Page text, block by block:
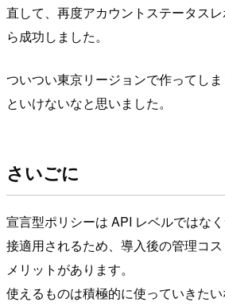
直して、再度アカウントステータス
ら成功しました。
ついつい東京リージョンで作ってし
といけないなと思いました。
さいごに
宣言型ポリシーは API レベルではな
接適用されるため、導入後の管理コ
メリットがあります。
使えるものは積極的に使っていきたい